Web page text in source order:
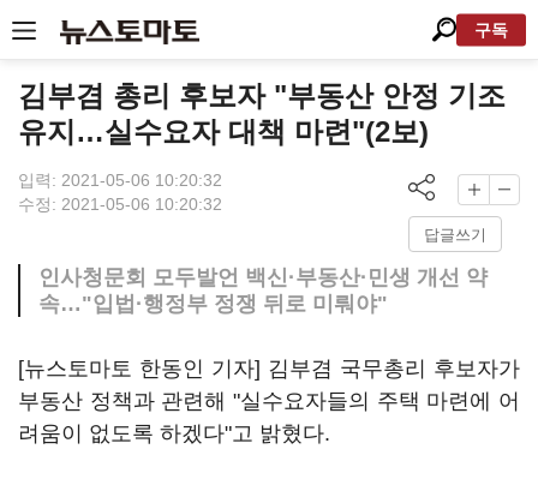
구독
김부겸 총리 후보자 "부동산 안정 기조
유지…실수요자 대책 마련"(2보)
입력: 2021-05-06 10:20:32
수정: 2021-05-06 10:20:32
답글쓰기
인사청문회 모두발언 백신·부동산·민생 개선 약
속…"입법·행정부 정쟁 뒤로 미뤄야"
[뉴스토마토 한동인 기자] 김부겸 국무총리 후보자가
부동산 정책과 관련해 "실수요자들의 주택 마련에 어
려움이 없도록 하겠다"고 밝혔다.